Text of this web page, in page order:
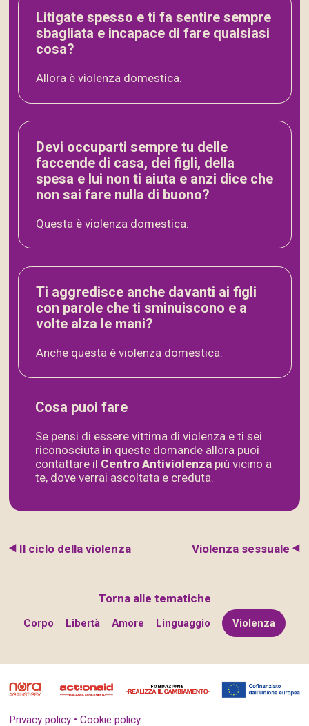
Litigate spesso e ti fa sentire sempre
sbagliata e incapace di fare qualsiasi
cosa?
Allora è violenza domestica.
Devi occuparti sempre tu delle
faccende di casa, dei figli, della
spesa e lui non ti aiuta e anzi dice che
non sai fare nulla di buono?
Questa è violenza domestica.
Ti aggredisce anche davanti ai figli
con parole che ti sminuiscono e a
volte alza le mani?
Anche questa è violenza domestica.
Cosa puoi fare
Se pensi di essere vittima di violenza e ti sei
riconosciuta in queste domande allora puoi
contattare il Centro Antiviolenza più vicino a
te, dove verrai ascoltata e creduta.
Il ciclo della violenza Violenza sessuale
Torna alle tematiche
Corpo Libertà Amore Linguaggio Violenza
Privacy policy • Cookie policy